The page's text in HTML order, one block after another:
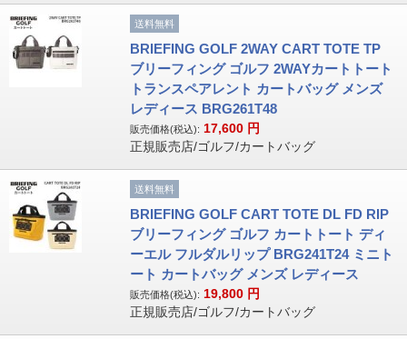
送料無料
BRIEFING GOLF 2WAY CART TOTE TP
ブリーフィング ゴルフ 2WAYカートトート
トランスペアレント カートバッグ メンズ
レディース BRG261T48
販売価格(税込): 17,600 円
正規販売店/ゴルフ/カートバッグ
送料無料
BRIEFING GOLF CART TOTE DL FD RIP
ブリーフィング ゴルフ カートトート ディ
ーエル フルダルリップ BRG241T24 ミニト
ート カートバッグ メンズ レディース
販売価格(税込): 19,800 円
正規販売店/ゴルフ/カートバッグ